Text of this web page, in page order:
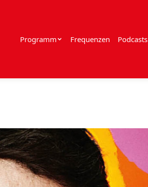
Programm Frequenzen Podcasts